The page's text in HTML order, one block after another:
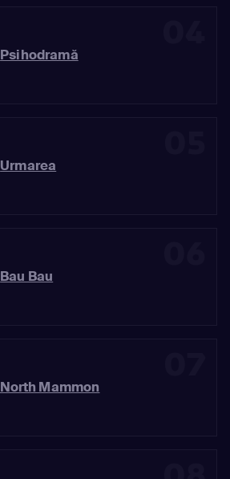
Psihodramă
Urmarea
Bau Bau
North Mammon